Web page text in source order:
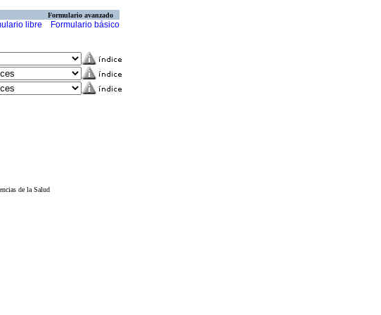
Formulario avanzado
libre Formulario básico
de la Salud